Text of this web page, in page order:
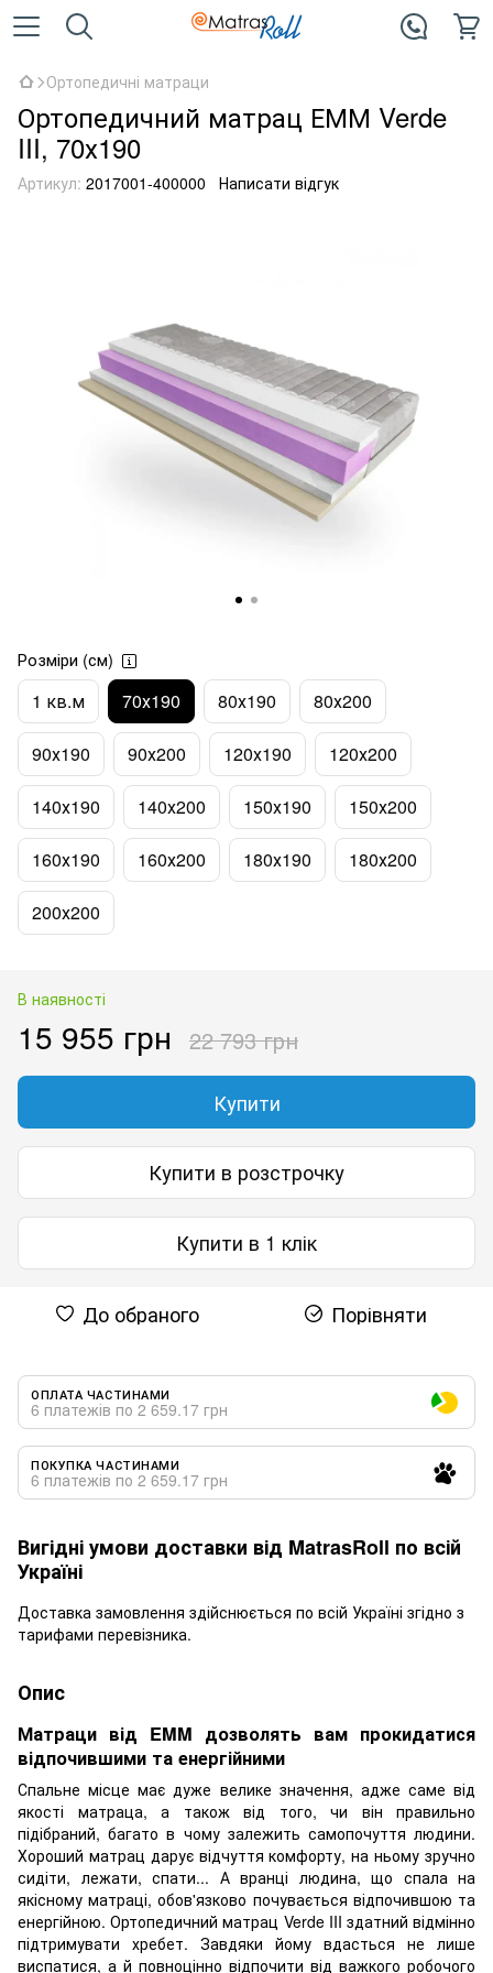
Ортопедичні матраци
Ортопедичний матрац ЕММ Verde
III, 70х190
Артикул: 2017001-400000 Написати відгук
Розміри (см)
1 кв.м 70х190 80х190 80х200
90х190 90х200 120х190 120х200
140х190 140х200 150х190 150х200
160х190 160х200 180х190 180х200
200х200
В наявності
15 955 грн 22 793 грн
Купити
Купити в розстрочку
Купити в 1 клік
До обраного Порівняти
ОПЛАТА ЧАСТИНАМИ
6 платежів по 2 659.17 грн
ПОКУПКА ЧАСТИНАМИ
6 платежів по 2 659.17 грн
Вигідні умови доставки від MatrasRoll по всій
Україні
Доставка замовлення здійснюється по всій Україні згідно з
тарифами перевізника.
Опис
Матраци від EMM дозволять вам прокидатися
відпочившими та енергійними
Спальне місце має дуже велике значення, адже саме від
якості матраца, а також від того, чи він правильно
підібраний, багато в чому залежить самопочуття людини.
Хороший матрац дарує відчуття комфорту, на ньому зручно
сидіти, лежати, спати... А вранці людина, що спала на
якісному матраці, обов'язково почувається відпочившою та
енергійною. Ортопедичний матрац Verde III здатний відмінно
підтримувати хребет. Завдяки йому вдасться не лише
виспатися, а й повноцінно відпочити від важкого робочого